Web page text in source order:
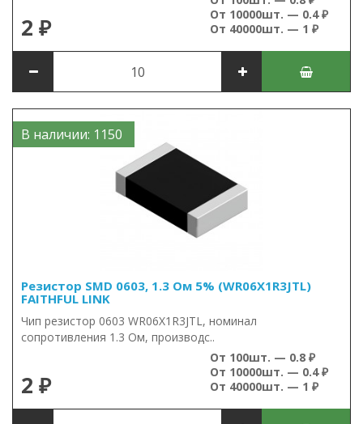
2 ₽
От 10000шт. — 0.4 ₽
От 40000шт. — 1 ₽
В наличии: 1150
Резистор SMD 0603, 1.3 Ом 5% (WR06X1R3JTL)
FAITHFUL LINK
Чип резистор 0603 WR06X1R3JTL, номинал
сопротивления 1.3 Ом, производс..
2 ₽
От 100шт. — 0.8 ₽
От 10000шт. — 0.4 ₽
От 40000шт. — 1 ₽